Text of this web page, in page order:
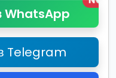
WhatsApp
Telegram